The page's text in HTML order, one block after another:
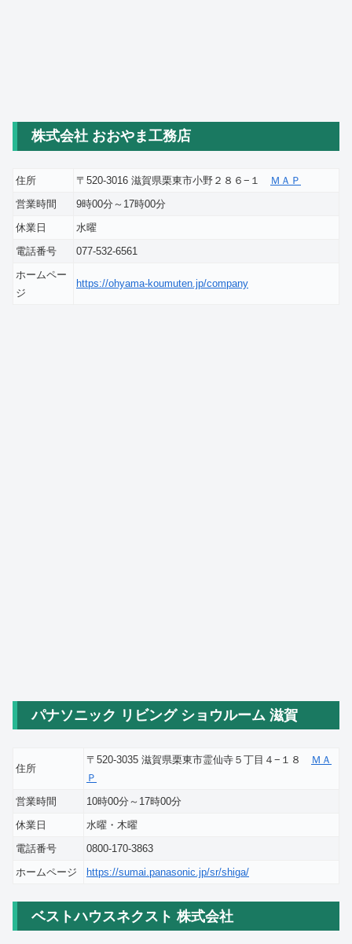
株式会社 おおやま工務店
住所 〒520-3016 滋賀県栗東市小野２８６−１
ＭＡＰ
営業時間
9時00分～17時00分
休業日
水曜
電話番号
077-532-6561
ホームペー
ジ
https://ohyama-koumuten.jp/company
パナソニック リビング ショウルーム 滋賀
住所
〒520-3035 滋賀県栗東市霊仙寺５丁目４−１８
ＭＡ
Ｐ
営業時間
10時00分～17時00分
休業日
水曜・木曜
電話番号
0800-170-3863
ホームページ
https://sumai.panasonic.jp/sr/shiga/
ベストハウスネクスト 株式会社